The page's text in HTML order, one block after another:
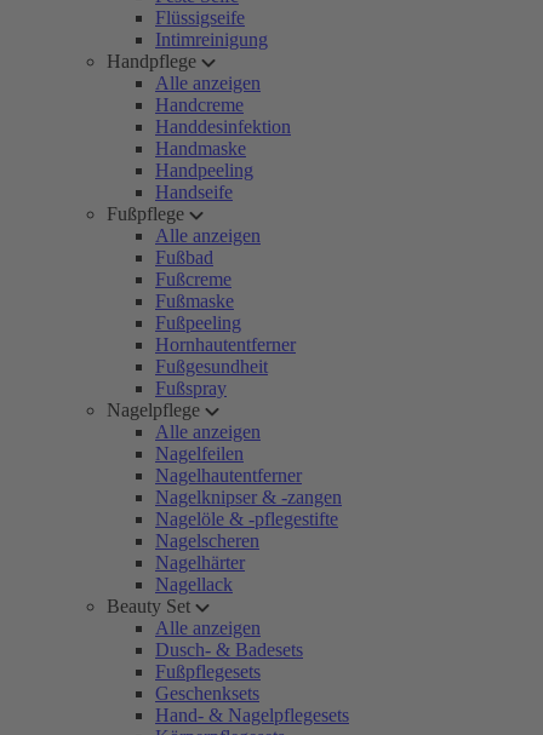
Flüssigseife
Intimreinigung
Handpflege
Alle anzeigen
Handcreme
Handdesinfektion
Handmaske
Handpeeling
Handseife
Fußpflege
Alle anzeigen
Fußbad
Fußcreme
Fußmaske
Fußpeeling
Hornhautentferner
Fußgesundheit
Fußspray
Nagelpflege
Alle anzeigen
Nagelfeilen
Nagelhautentferner
Nagelknipser & -zangen
Nagelöle & -pflegestifte
Nagelscheren
Nagelhärter
Nagellack
Beauty Set
Alle anzeigen
Dusch- & Badesets
Fußpflegesets
Geschenksets
Hand- & Nagelpflegesets